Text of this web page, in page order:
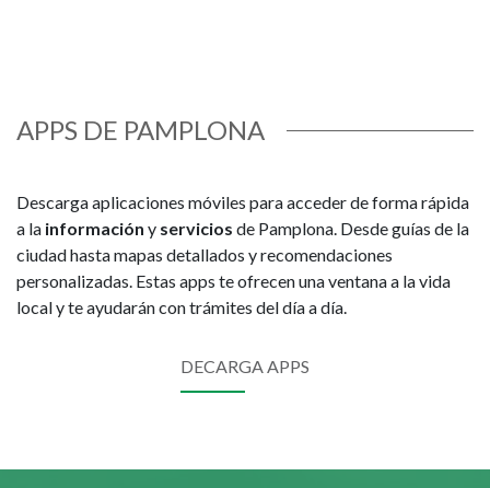
APPS DE PAMPLONA
Descarga aplicaciones móviles para acceder de forma rápida
a la información y servicios de Pamplona. Desde guías de la
ciudad hasta mapas detallados y recomendaciones
personalizadas. Estas apps te ofrecen una ventana a la vida
local y te ayudarán con trámites del día a día.
DECARGA APPS